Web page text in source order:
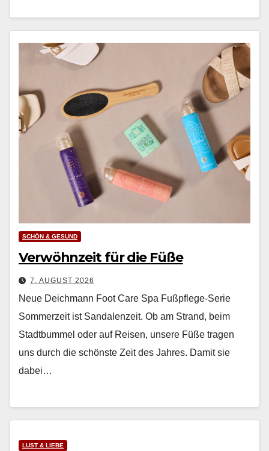
SCHÖN & GESUND
Verwöhnzeit für die Füße
7. AUGUST 2026
Neue Deichmann Foot Care Spa Fußpflege-Serie
Som­merzeit ist San­dalen­zeit. Ob am Strand, beim
Stadt­bum­mel oder auf Reisen, unsere Füße tra­gen
uns durch die schön­ste Zeit des Jahres. Damit sie
dabei…
LUST & LIEBE